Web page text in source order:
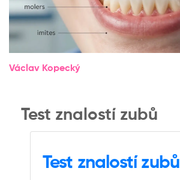
Václav Kopecký
Test znalostí zubů
Test znalostí zubů